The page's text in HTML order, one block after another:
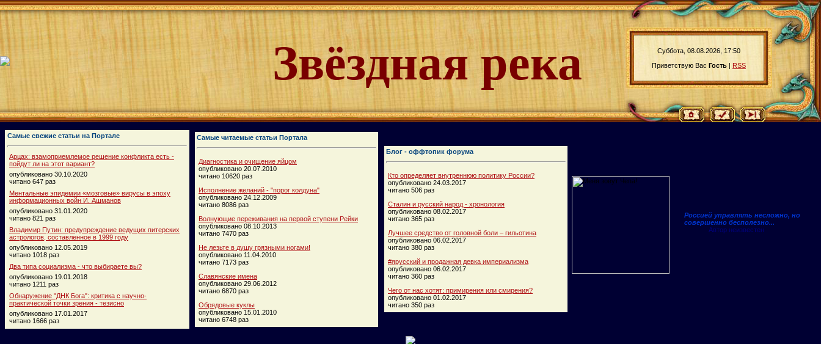
Суббота, 08.08.2026, 17:50
Приветствую Вас Гость | RSS
Звёздная река
Самые свежие статьи на Портале
Арцах: взамоприемлемое решение конфликта есть -
пойдут ли на этот вариант?
опубликовано 30.10.2020
читано 647 раз
Ментальные эпидемии «мозговые» вирусы в эпоху
информационных войн И. Ашманов
опубликовано 31.01.2020
читано 821 раз
Владимир Путин: предупреждение ведущих питерских
астрологов, составленное в 1999 году
опубликовано 12.05.2019
читано 1018 раз
Два типа социализма - что выбираете вы?
опубликовано 19.01.2018
читано 1211 раз
Обнаружение "ДНК Бога": критика с научно-
практической точки зрения - тезисно
опубликовано 17.01.2017
читано 1666 раз
Самые читаемые статьи Портала
Диагностика и очищение яйцом
опубликовано 20.07.2010
читано 10620 раз
Исполнение желаний - "порог колдуна"
опубликовано 24.12.2009
читано 8086 раз
Волнующие переживания на первой ступени Рейки
опубликовано 08.10.2013
читано 7470 раз
Не лезьте в душу грязными ногами!
опубликовано 11.04.2010
читано 7173 раз
Славянские имена
опубликовано 29.06.2012
читано 6870 раз
Обрядовые куклы
опубликовано 15.01.2010
читано 6748 раз
Блог - оффтопик форума
Кто определяет внутреннюю политику России?
опубликовано 24.03.2017
читано 506 раз
Сталин и русский народ - хронология
опубликовано 08.02.2017
читано 365 раз
Лучшее средство от головной боли – гильотина
опубликовано 06.02.2017
читано 380 раз
#ярусский и продажная девка империализма
опубликовано 06.02.2017
читано 360 раз
Чего от нас хотят: примирения или смирения?
опубликовано 01.02.2017
читано 350 раз
Россией управлять несложно, но
совершенно бесполезно...
Автор неизвестен